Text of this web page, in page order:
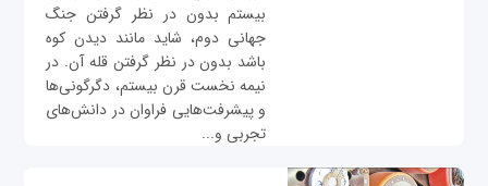
بیستم بدون در نظر گرفتن جنگ
جهانی دوم، شاید مانند دیدن کوه
باشد بدون در نظر گرفتن قله آن. در
نیمه نخست قرن بیستم، دگرگونی‌ها
و پیشرفت‌هایی فراوان در دانش‌های
تجربی و...